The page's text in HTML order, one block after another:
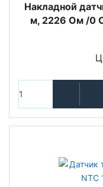
Накладной
м, 2226 Ом /0